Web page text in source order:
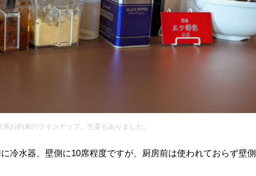
系お約束のラインナップ。生姜もありました。
冷水器、壁側に10席程度ですが、厨房前は使われておらず壁側